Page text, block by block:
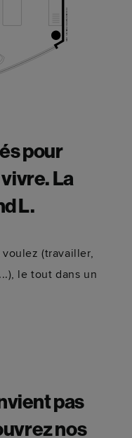
pour
La
L.
(travailler,
le tout dans un
pas
nos